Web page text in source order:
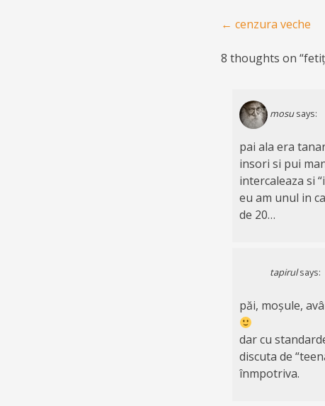
Post navigation
← cenzura veche
8 thoughts on “
mosu says:
pai ala era
insori si pui
intercaleaza si
eu am unul in
de 20…
tapirul says:
păi, moșule,
dar cu
discuta de
înmpotriva.